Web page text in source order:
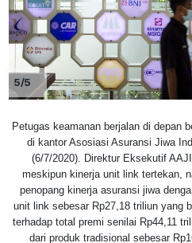
5/5
Petugas keamanan berjalan di depan
di kantor Asosiasi Asuransi Jiwa
(6/7/2020). Direktur Eksekutif
meskipun kinerja unit link tertekan,
penopang kinerja asuransi jiwa
unit link sebesar Rp27,18 triliun yang
terhadap total premi senilai Rp44,11
dari produk tradisional sebesar